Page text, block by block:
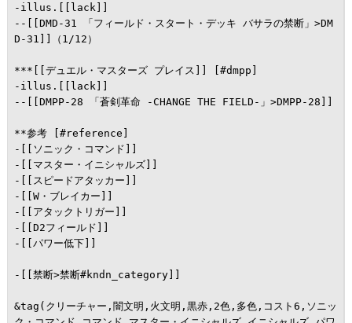
-illus.[[lack]]
--[[DMD-31 「フィールド・スタート・デッキ バサラの禁断」>DM
D-31]]（1/12）
***[[デュエル・マスターズ プレイス]] [#dmpp]
-illus.[[lack]]
--[[DMPP-28 「蒼剣革命 -CHANGE THE FIELD-」>DMPP-28]]
**参考 [#reference]
-[[ソニック・コマンド]]
-[[マスター・イニシャルズ]]
-[[スピードアタッカー]]
-[[W・ブレイカー]]
-[[アタックトリガー]]
-[[D2フィールド]]
-[[パワー低下]]
-[[禁断>禁断#kndn_category]]
&tag(クリーチャー,闇文明,火文明,黒赤,2色,多色,コスト6,ソニッ